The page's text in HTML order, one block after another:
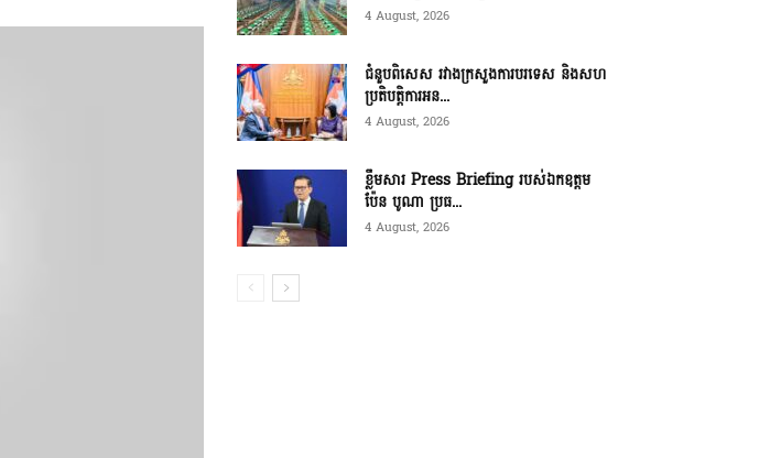
4 August, 2026
ជំនួបពិសេស រវាងក្រសួងការបរទេស និងសហ
ប្រតិបត្តិការអន...
4 August, 2026
ខ្លឹមសារ Press Briefing របស់ឯកឧត្តម
ប៉ែន បូណា ប្រធ...
4 August, 2026